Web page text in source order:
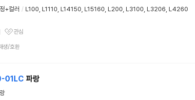
+컬러 / L100, L1110, L14150, L15160, L200, L3100, L3206, L4260
관심상품
관심
생/호환
01LC 파랑